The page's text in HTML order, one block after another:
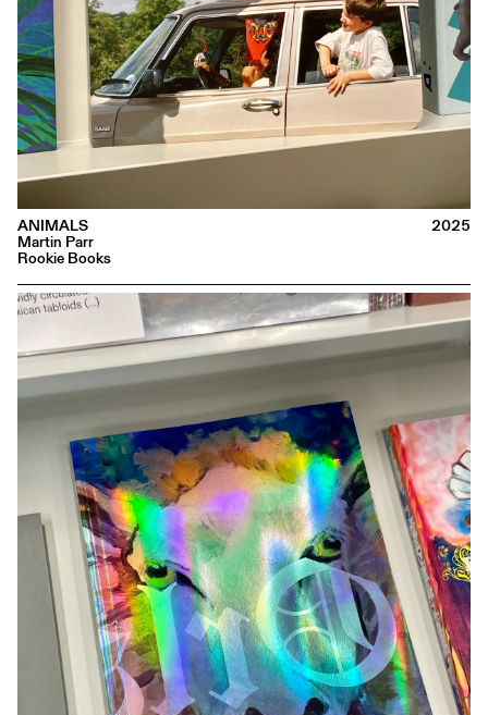
ANIMALS
Martin Parr
Rookie Books
2025